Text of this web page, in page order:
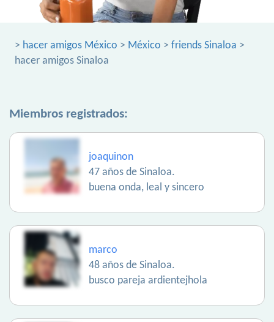
> hacer amigos México > México > friends Sinaloa >
hacer amigos Sinaloa
Miembros registrados:
joaquinon
47 años de Sinaloa.
buena onda, leal y sincero
marco
48 años de Sinaloa.
busco pareja ardientejhola